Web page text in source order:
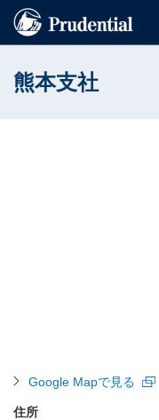
熊本支社
Google Mapで見る
住所